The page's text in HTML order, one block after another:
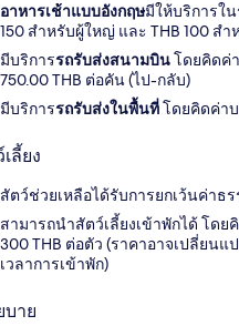
อาหารเช้าแบบอังกฤษมีให้บริการใ
150 สำหรับผู้ใหญ่ และ THB 100 สำ
มีบริการรถรับส่งสนามบินโดยคิดค่
750.00 THB ต่อคัน (ไป-กลับ)
มีบริการรถรับส่งในพื้นที่โดยคิดค่า
ลี้ยง
สัตว์ช่วยเหลือได้รับการยกเว้นค่าธ
สามารถนำสัตว์เลี้ยงเข้าพักได้ โดย
300 THB ต่อตัว (ราคาอาจเปลี่ยนแ
เวลาการเข้าพัก)
บาย